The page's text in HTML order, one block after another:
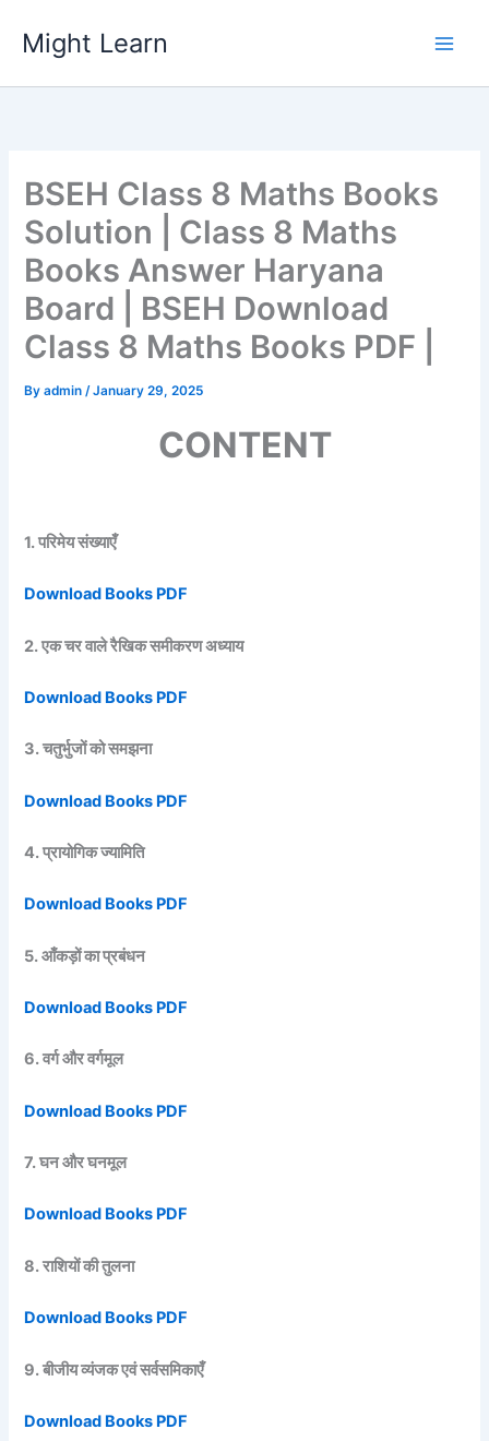
content
Might Learn
BSEH Class 8 Maths Books
Solution | Class 8 Maths
Books Answer Haryana
Board | BSEH Download
Class 8 Maths Books PDF |
Byadmin/January 29, 2025
CONTENT
1. परिमेय संख्याएँ
Download Books PDF
2. एक चर वाले रैखिक समीकरण अध्याय
Download Books PDF
3. चतुर्भुजों को समझना
Download Books PDF
4. प्रायोगिक ज्यामिति
Download Books PDF
5. आँकड़ों का प्रबंधन
Download Books PDF
6. वर्ग और वर्गमूल
Download Books PDF
7. घन और घनमूल
Download Books PDF
8. राशियों की तुलना
Download Books PDF
9. बीजीय व्यंजक एवं सर्वसमिकाएँ
Download Books PDF